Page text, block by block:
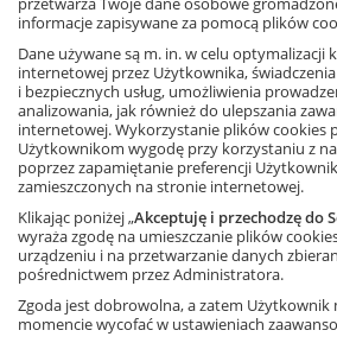
FACEBOOK
POLECANE STRONY
O NAS
WSPÓŁPRACA Z GWO
informacje zapisywane za pomocą plików
Dane używane są m. in. w celu optymalizacji
internetowej przez Użytkownika,
i bezpiecznych usług, umożliwienia
analizowania, jak również do ulepszania
internetowej. Wykorzystanie plików cookies
Użytkownikom wygodę przy korzystaniu z
poprzez zapamiętanie preferencji
zamieszczonych na stronie internetowej.
Klikając poniżej „Akceptuję i przechodzę do
wyraża zgodę na umieszczanie plików
urządzeniu i na przetwarzanie danych
pośrednictwem przez Administratora.
Zgoda jest dobrowolna, a zatem Użytkownik
momencie wycofać w ustawieniach